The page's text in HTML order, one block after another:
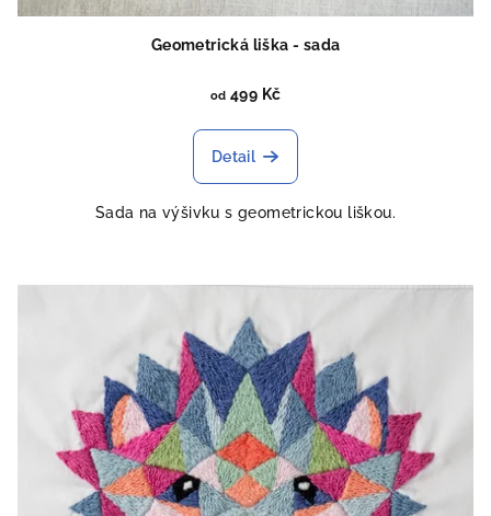
Geometrická liška - sada
od 499 Kč
Detail
Sada na výšivku s geometrickou liškou.